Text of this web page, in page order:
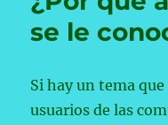
se le
Si hay un tema
usuarios de las